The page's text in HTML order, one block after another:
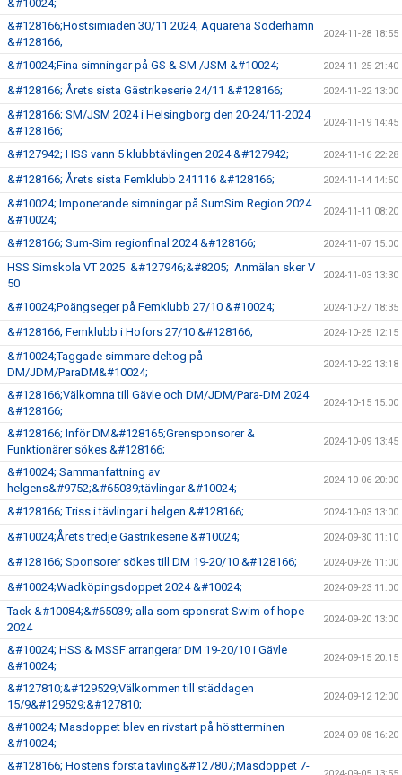
&#10024;
&#128166;Höstsimiaden 30/11 2024, Aquarena Söderhamn
&#128166;
2024-11-28 18:55
&#10024;Fina simningar på GS & SM /JSM &#10024; 2024-11-25 21:40
&#128166; Årets sista Gästrikeserie 24/11 &#128166; 2024-11-22 13:00
&#128166; SM/JSM 2024 i Helsingborg den 20-24/11-2024
&#128166;
2024-11-19 14:45
&#127942; HSS vann 5 klubbtävlingen 2024 &#127942; 2024-11-16 22:28
&#128166; Årets sista Femklubb 241116 &#128166; 2024-11-14 14:50
&#10024; Imponerande simningar på SumSim Region 2024
&#10024;
2024-11-11 08:20
&#128166; Sum-Sim regionfinal 2024 &#128166; 2024-11-07 15:00
HSS Simskola VT 2025 &#127946;&#8205; Anmälan sker V
50
2024-11-03 13:30
&#10024;Poängseger på Femklubb 27/10 &#10024; 2024-10-27 18:35
&#128166; Femklubb i Hofors 27/10 &#128166; 2024-10-25 12:15
&#10024;Taggade simmare deltog på
DM/JDM/ParaDM&#10024;
2024-10-22 13:18
&#128166;Välkomna till Gävle och DM/JDM/Para-DM 2024
&#128166;
2024-10-15 15:00
&#128166; Inför DM&#128165;Grensponsorer &
Funktionärer sökes &#128166;
2024-10-09 13:45
&#10024; Sammanfattning av
helgens&#9752;&#65039;tävlingar &#10024;
2024-10-06 20:00
&#128166; Triss i tävlingar i helgen &#128166; 2024-10-03 13:00
&#10024;Årets tredje Gästrikeserie &#10024; 2024-09-30 11:10
&#128166; Sponsorer sökes till DM 19-20/10 &#128166; 2024-09-26 11:00
&#10024;Wadköpingsdoppet 2024 &#10024; 2024-09-23 11:00
Tack &#10084;&#65039; alla som sponsrat Swim of hope
2024
2024-09-20 13:00
&#10024; HSS & MSSF arrangerar DM 19-20/10 i Gävle
&#10024;
2024-09-15 20:15
&#127810;&#129529;Välkommen till städdagen
15/9&#129529;&#127810;
2024-09-12 12:00
&#10024; Masdoppet blev en rivstart på höstterminen
&#10024;
2024-09-08 16:20
&#128166; Höstens första tävling&#127807;Masdoppet 7-